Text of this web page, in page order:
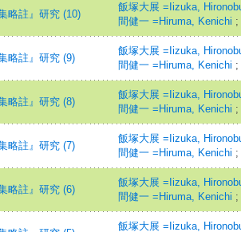
略註』研究 (10)
飯塚大展 =Iizuka,
間健一 =Hiruma, Kenichi ;
略註』研究 (9)
飯塚大展 =Iizuka,
間健一 =Hiruma, Kenichi ;
略註』研究 (8)
飯塚大展 =Iizuka,
間健一 =Hiruma, Kenichi ;
略註』研究 (7)
飯塚大展 =Iizuka,
間健一 =Hiruma, Kenichi ;
略註』研究 (6)
飯塚大展 =Iizuka,
間健一 =Hiruma, Kenichi ;
飯塚大展 =Iizuka,